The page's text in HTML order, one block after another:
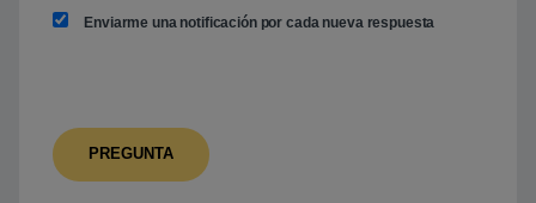
Enviarme una notificación por cada nueva respuesta